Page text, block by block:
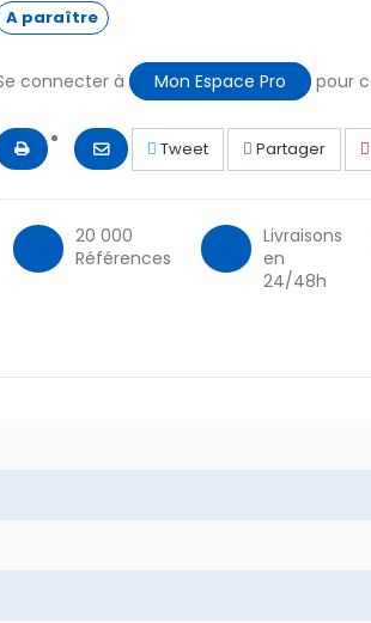
A paraître
connecter à Mon Espace Pro pour
Tweet Partager
20 000
Références
Livraisons
en
24/48h